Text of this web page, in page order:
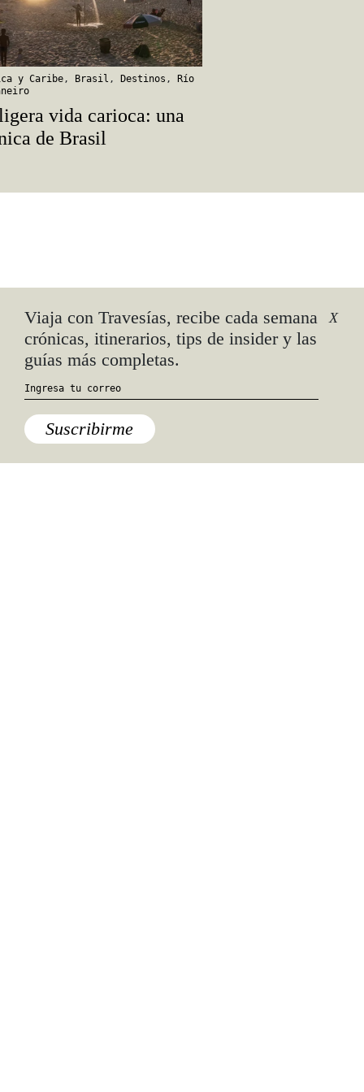
y Caribe, Brasil , Destinos ,
Río
vida carioca: una
de Brasil
Viaja con Travesías, recibe cada semana
crónicas, itinerarios, tips de insider y las
guías más completas.
Suscribirme
X